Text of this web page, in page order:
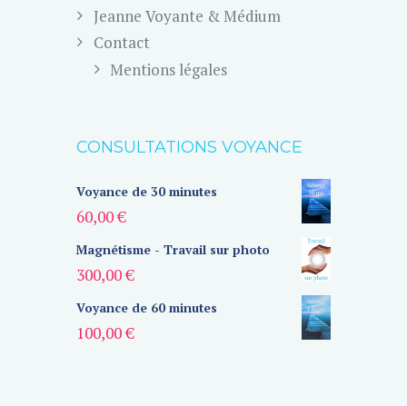
Jeanne Voyante & Médium
Contact
Mentions légales
CONSULTATIONS VOYANCE
Voyance de 30 minutes
60,00€
Magnétisme - Travail sur photo
300,00€
Voyance de 60 minutes
100,00€